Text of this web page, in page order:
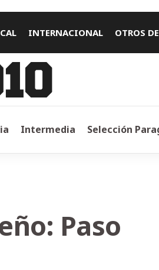
INTERNACIONAL OTROS
Intermedia Selección
Paso